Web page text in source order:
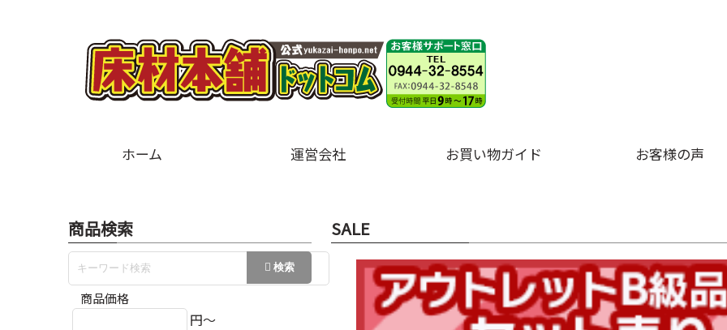
ホーム 運営会社 お買い物ガイド お客様の声
SALE
商品検索
商品価格
円～